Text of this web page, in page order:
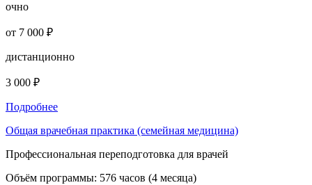
очно
от 7 000 ₽
дистанционно
3 000 ₽
Подробнее
Общая врачебная практика (семейная медицина)
Профессиональная переподготовка для врачей
Объём программы: 576 часов (4 месяца)